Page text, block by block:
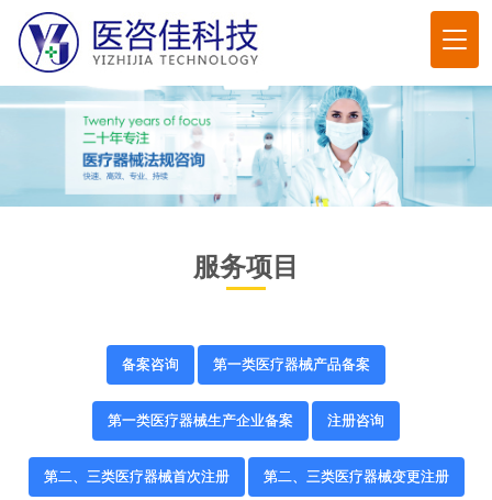
切
换
航
服务项目
备案咨询 第一类医疗器械产品备案
第一类医疗器械生产企业备案 注册咨询
第二、三类医疗器械首次注册 第二、三类医疗器械变更注册